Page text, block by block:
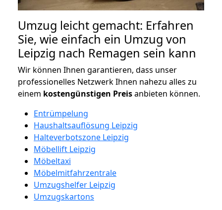
Umzug leicht gemacht: Erfahren
Sie, wie einfach ein Umzug von
Leipzig nach Remagen sein kann
Wir können Ihnen garantieren, dass unser
professionelles Netzwerk Ihnen nahezu alles zu
einem kostengünstigen Preisanbieten können.
Entrümpelung
Haushaltsauflösung Leipzig
Halteverbotszone Leipzig
Möbellift Leipzig
Möbeltaxi
Möbelmitfahrzentrale
Umzugshelfer Leipzig
Umzugskartons